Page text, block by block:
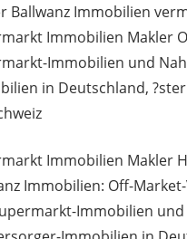
Ballwanz Immobilien
Immobilien Makler
Immobilien und
in Deutschland,
Immobilien Makler
Immobilien: Off-
Immobilien und